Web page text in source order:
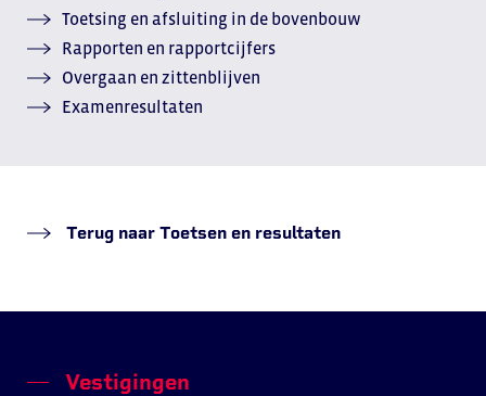
Toetsing en afsluiting in de bovenbouw
Rapporten en rapportcijfers
Overgaan en zittenblijven
Examenresultaten
Terug naar Toetsen en resultaten
Vestigingen